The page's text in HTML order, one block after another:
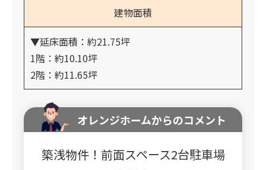
建物面積
▼延床面積：約21.75坪
1階：約10.10坪
2階：約11.65坪
オレンジホームからのコメント
築浅物件！前面スペース2台駐車場